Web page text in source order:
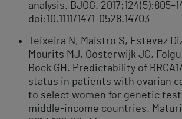
analysis. BJOG.
doi:10.1111/1471-0528.14703
Teixeira N, Maistro S, Estevez
Mourits MJ, Oosterwijk JC,
Bock GH. Predictability of
status in patients with ovarian
to select women for genetic
middle-income countries.